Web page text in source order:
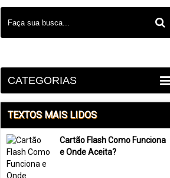
CATEGORIAS
TEXTOS MAIS LIDOS
Cartão Flash Como Funciona
e Onde Aceita?